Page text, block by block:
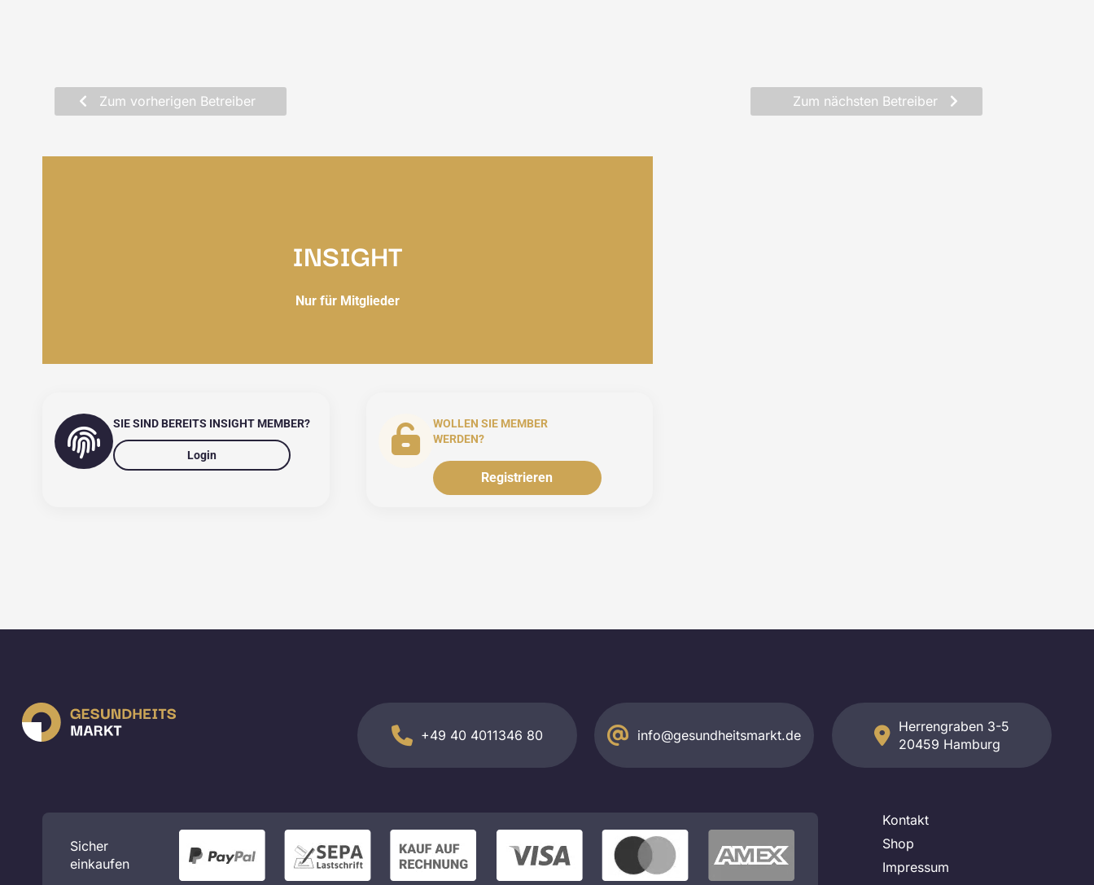
Zum vorherigen Betreiber Zum nächsten Betreiber
INSIGHT
Nur für Mitglieder
SIE SIND BEREITS INSIGHT MEMBER?
Login
WOLLEN SIE MEMBER
WERDEN?
Registrieren
+49 40 4011346 80 info@gesundheitsmarkt.de
Herrengraben 3-5
20459 Hamburg
Sicher
einkaufen
Kontakt
Shop
Impressum